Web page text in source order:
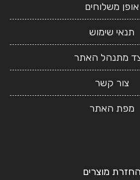
אופן משלוחים
תנאי שימוש
מתנהל האתר
צור קשר
מפת האתר
החזרת מוצרים